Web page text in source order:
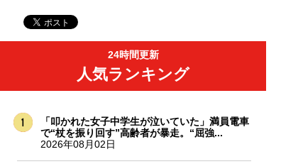
24時間更新
人気ランキング
「叩かれた女子中学生が泣いていた」満員電車
で“杖を振り回す”高齢者が暴走。“屈強...
2026年08月02日